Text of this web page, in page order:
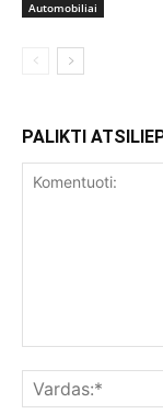
Automobiliai
PALIKTI